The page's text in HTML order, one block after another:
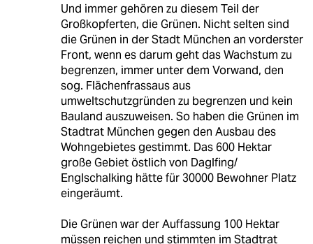
Und immer gehören zu diesem Teil der
Großkopferten, die Grünen. Nicht selten sind
die Grünen in der Stadt München an vorderster
Front, wenn es darum geht das Wachstum zu
begrenzen, immer unter dem Vorwand, den
sog. Flächenfrassaus aus
umweltschutzgründen zu begrenzen und kein
Bauland auszuweisen. So haben die Grünen im
Stadtrat München gegen den Ausbau des
Wohngebietes gestimmt. Das 600 Hektar
große Gebiet östlich von Daglfing/
Englschalking hätte für 30000 Bewohner Platz
eingeräumt.
Die Grünen war der Auffassung 100 Hektar
müssen reichen und stimmten im Stadtrat